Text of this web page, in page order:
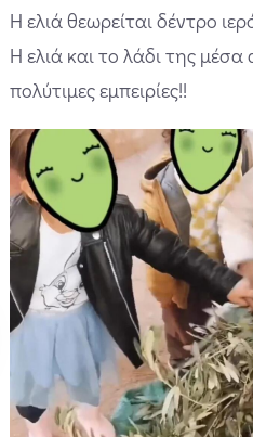
Η ελιά θεωρείται δέντρο
Η ελιά και το λάδι της μέσα
πολύτιμες εμπειρίες!!